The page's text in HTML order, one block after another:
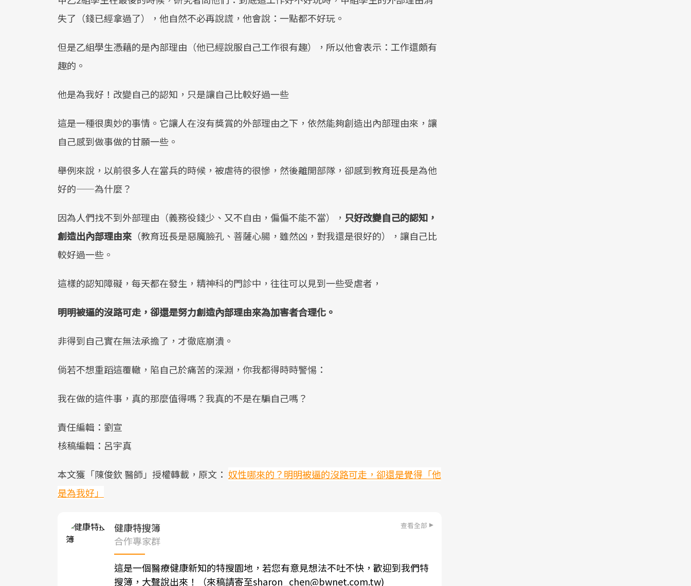
失了（錢已經拿過了），他自然不必再說謊，他會說：一點都不好玩。
但是乙組學生憑藉的是內部理由（他已經說服自己工作很有趣），所以他會表示：工作還頗有
趣的。
他是為我好！改變自己的認知，只是讓自己比較好過一些
這是一種很奧妙的事情。它讓人在沒有獎賞的外部理由之下，依然能夠創造出內部理由來，讓
自己感到做事做的甘願一些。
舉例來說，以前很多人在當兵的時候，被虐待的很慘，然後離開部隊，卻感到教育班長是為他
好的——為什麼？
因為人們找不到外部理由（義務役錢少、又不自由，偏偏不能不當）， 只好改變自己的認知，
創造出內部理由來 （教育班長是惡魔臉孔、菩薩心腸，雖然凶，對我還是很好的），讓自己比
較好過一些。
這樣的認知障礙，每天都在發生，精神科的門診中，往往可以見到一些受虐者，
明明被逼的沒路可走，卻還是努力創造內部理由來為加害者合理化。
非得到自己實在無法承擔了，才徹底崩潰。
倘若不想重蹈這覆轍，陷自己於痛苦的深淵，你我都得時時警惕：
我在做的這件事，真的那麼值得嗎？我真的不是在騙自己嗎？
責任編輯：劉宣
核稿編輯：呂宇真
本文獲「陳俊欽 醫師」授權轉載，原文： 奴性哪來的？明明被逼的沒路可走，卻還是覺得「他
是為我好」
健康特搜簿 查看全部
合作專家群
這是一個醫療健康新知的特搜園地，若您有意見想法不吐不快，歡迎到我們特
搜簿，大聲說出來！（來稿請寄至sharon_chen@bwnet.com.tw)